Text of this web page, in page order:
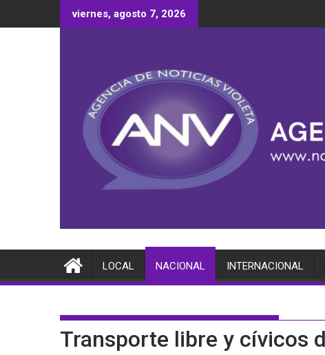
al
viernes, agosto 7, 2026
LOCAL NACIONAL INTERNACIONAL
Transporte libre y cívicos